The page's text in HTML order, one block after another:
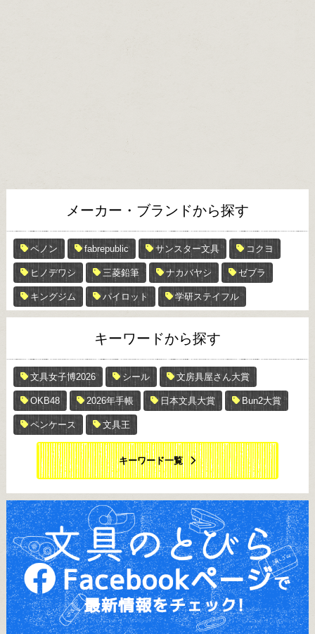
メーカー・ブランドから探す
ペノン fabrepublic サンスター文具 コクヨ
ヒノデワシ 三菱鉛筆 ナカバヤシ ゼブラ
キングジム パイロット 学研ステイフル
キーワードから探す
文具女子博2026 シール 文房具屋さん大賞
OKB48 2026年手帳 日本文具大賞 Bun2大賞
ペンケース 文具王
キーワード一覧